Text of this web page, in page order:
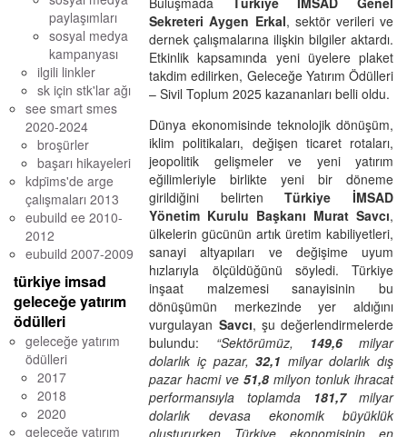
paylaşımları
sosyal medya
kampanyası
ilgili linkler
sk için stk'lar ağı
see smart smes
2020-2024
broşürler
başarı hikayeleri
kdpi̇ms'de arge ç
alışmaları 2013
eubuild ee 2010-
2012
eubuild 2007-2009
türkiye imsad
geleceğe yatırım
ödülleri
geleceğe yatırım
ödülleri
2017
2018
2020
geleceğe yatırım
Sekreteri Aygen Erkal, sektör verileri ve
dernek çalışmalarına ilişkin bilgiler aktardı.
Etkinlik kapsamında yeni üyelere plaket
takdim edilirken, Geleceğe Yatırım Ödülleri
– Sivil Toplum 2025 kazananları belli oldu.
Dünya ekonomisinde teknolojik dönüşüm,
iklim politikaları, değişen ticaret rotaları,
jeopolitik gelişmeler ve yeni yatırım
eğilimleriyle birlikte yeni bir döneme
girildiğini belirtenTürkiye
İMSAD
Yönetim Kurulu Başkanı Murat Savcı,
ülkelerin gücünün artık üretim kabiliyetleri,
sanayi altyapıları ve değişime uyum
hızlarıyla ölçüldüğünü söyledi. Türkiye
inşaat malzemesi sanayisinin bu
dönüşümün merkezinde yer aldığını
vurgulayan Savcı, şu değerlendirmelerde
bulundu: “Sektörümüz, 149,6milyar
dolarlık iç pazar,32,1 milyar dolarlık dış
pazar hacmi ve51,8 milyon tonluk ihracat
performansıyla toplamda 181,7milyar
dolarlık devasa ekonomik büyüklük
oluştururken Türkiye ekonomisinin en